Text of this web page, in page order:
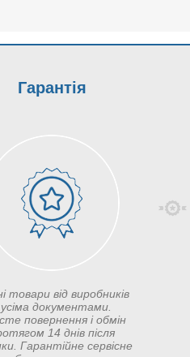
Гарантія
товари від виробників
документами.
повернення і обмін
14 днів після
Гарантійне сервісне